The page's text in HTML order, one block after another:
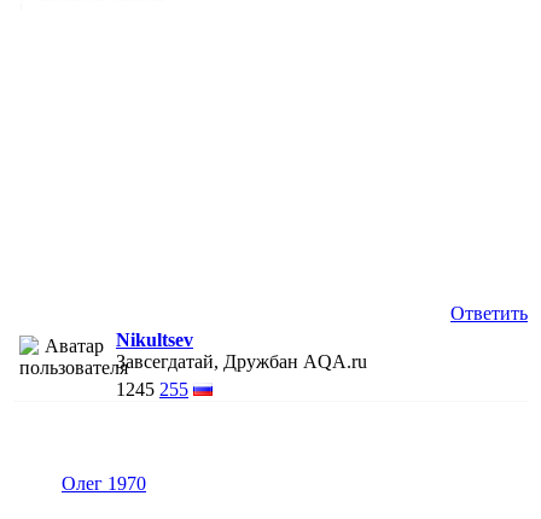
Ответить
Nikultsev
Завсегдатай, Дружбан AQA.ru
1245 255
Олег 1970